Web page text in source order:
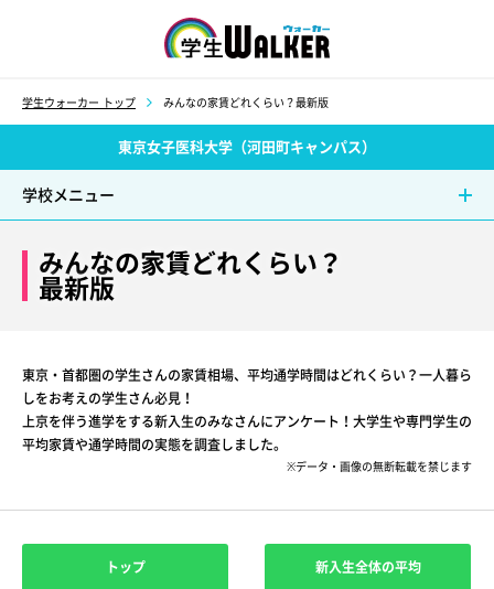
学生ウォーカー トップ みんなの家賃どれくらい？最新版
東京女子医科大学（河田町キャンパス）
学校メニュー
みんなの家賃どれくらい？
最新版
東京・首都圏の学生さんの家賃相場、平均通学時間はどれくらい？一人暮ら
しをお考えの学生さん必見！
上京を伴う進学をする新入生のみなさんにアンケート！大学生や専門学生の
平均家賃や通学時間の実態を調査しました。
※データ・画像の無断転載を禁じます
トップ 新入生全体の平均